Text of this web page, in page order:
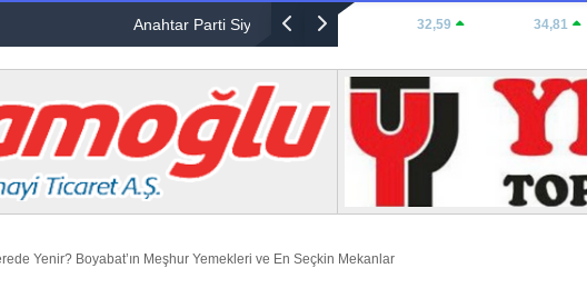
Hasan Öztürk’ten Dikkat Köz Ateşinin Kokusu Boyabat’ı Sarıyor: PTT
Ocakbaşında Fiyatlar Cebi Yakmıyor!”
32,59 34,81
Yenir? Boyabat’ın Meşhur Yemekleri ve En Seçkin Mekanlar